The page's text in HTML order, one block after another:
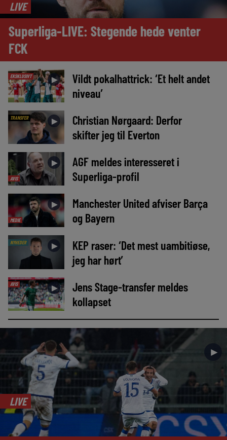
LIVE
Superliga-LIVE: Stegende hede venter
FCK
EKSKLUSIVT ►
Vildt pokalhattrick: ‘Et helt andet
niveau’
TRANSFER ►
Christian Nørgaard: Derfor
skifter jeg til Everton
AVIS
►
AGF meldes interesseret i
Superliga-profil
MEDIE
►
Manchester United afviser Barça
og Bayern
NYHEDER ►
KEP raser: ‘Det mest uambitiøse,
jeg har hørt’
AVIS ►
Jens Stage-transfer meldes
kollapset
►
LIVE